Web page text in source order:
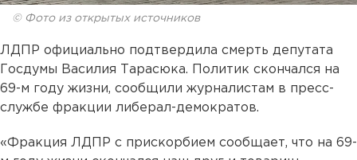
© Фото из открытых источников
ЛДПР официально подтвердила смерть депутата
Госдумы Василия Тарасюка. Политик скончался на
69-м году жизни, сообщили журналистам в пресс-
службе фракции либерал-демократов.
«Фракция ЛДПР с прискорбием сообщает, что на 69-